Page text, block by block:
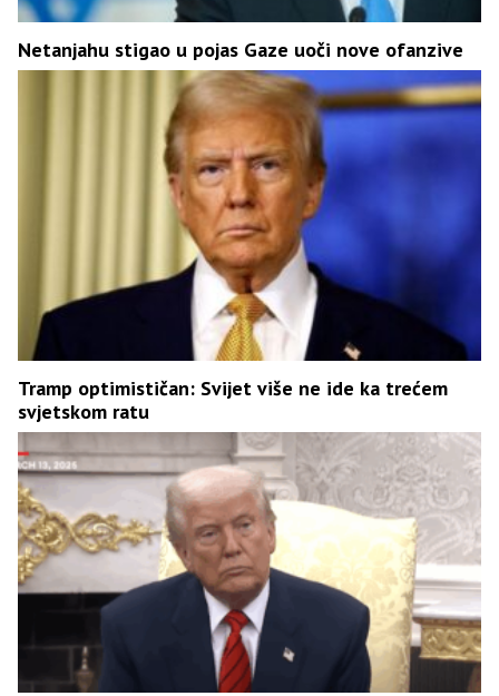
Netanjahu stigao u pojas Gaze uoči nove ofanzive
Tramp optimističan: Svijet više ne ide ka trećem
svjetskom ratu